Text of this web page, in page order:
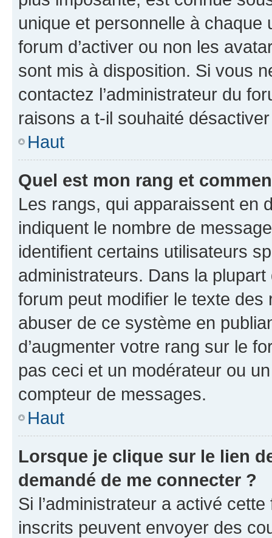
unique et personnelle à chaque
forum d’activer ou non les
sont mis à disposition. Si vous
contactez l’administrateur du
raisons a t-il souhaité
Haut
Quel est mon rang et
Les rangs, qui apparaissent en
indiquent le nombre de
identifient certains utilisateurs
administrateurs. Dans la
forum peut modifier le texte
abuser de ce système en
d’augmenter votre rang sur le
pas ceci et un modérateur ou
compteur de messages.
Haut
Lorsque je clique sur le lien
demandé de me connecter ?
Si l’administrateur a activé
inscrits peuvent envoyer des